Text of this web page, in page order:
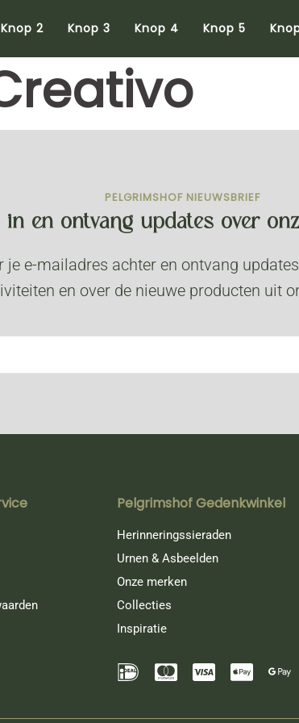
Knop 2 Knop 3 Knop 4 Knop 5
PELGRIMSHOF NIEUWSBRIEF
in en ontvang updates over
je e-mailadres achter en ontvang
en over de nieuwe producten uit
Pelgrimshof Gedenkwinkel
Herinneringssieraden
Urnen & Asbeelden
Onze merken
Collecties
Inspiratie